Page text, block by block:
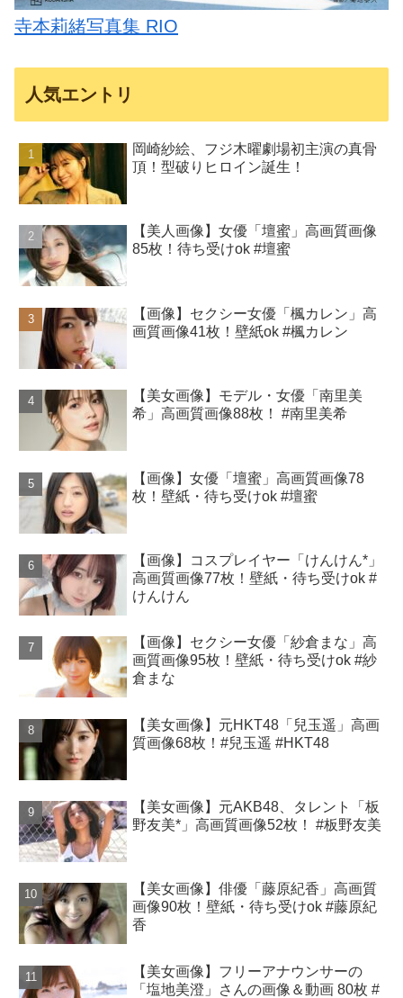
寺本莉緒写真集 RIO
人気エントリ
岡崎紗絵、フジ木曜劇場初主演の真骨
頂！型破りヒロイン誕生！
【美人画像】女優「壇蜜」高画質画像
85枚！待ち受けok #壇蜜
【画像】セクシー女優「楓カレン」高
画質画像41枚！壁紙ok #楓カレン
【美女画像】モデル・女優「南里美
希」高画質画像88枚！ #南里美希
【画像】女優「壇蜜」高画質画像78
枚！壁紙・待ち受けok #壇蜜
【画像】コスプレイヤー「けんけん*」
高画質画像77枚！壁紙・待ち受けok #
けんけん
【画像】セクシー女優「紗倉まな」高
画質画像95枚！壁紙・待ち受けok #紗
倉まな
【美女画像】元HKT48「兒玉遥」高画
質画像68枚！#兒玉遥 #HKT48
【美女画像】元AKB48、タレント「板
野友美*」高画質画像52枚！ #板野友美
【美女画像】俳優「藤原紀香」高画質
画像90枚！壁紙・待ち受けok #藤原紀
香
【美女画像】フリーアナウンサーの
「塩地美澄」さんの画像＆動画 80枚 #